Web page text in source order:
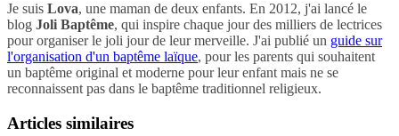
Je suis Lova, une maman de deux enfants. En 2012, j'ai lancé le
blog Joli Baptême, qui inspire chaque jour des milliers de lectrices
pour organiser le joli jour de leur merveille. J'ai publié un guide sur
l'organisation d'un baptême laïque, pour les parents qui souhaitent
un baptême original et moderne pour leur enfant mais ne se
reconnaissent pas dans le baptême traditionnel religieux.
Articles similaires